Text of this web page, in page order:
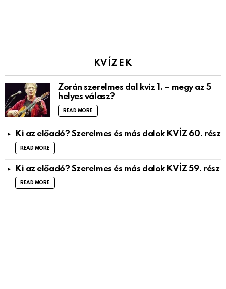
KVÍZEK
Zorán szerelmes dal kvíz 1. – megy az 5
helyes válasz?
READ MORE
Ki az előadó? Szerelmes és más dalok KVÍZ 60. rész
READ MORE
Ki az előadó? Szerelmes és más dalok KVÍZ 59. rész
READ MORE